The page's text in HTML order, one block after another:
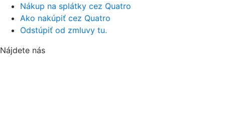
Nákup na splátky cez Quatro
Ako nakúpiť cez Quatro
Odstúpiť od zmluvy tu.
Nájdete nás